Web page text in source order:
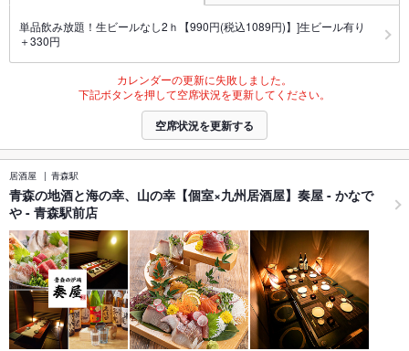
単品飲み放題！生ビールなし2ｈ【990円(税込1089円)】]生ビール有り
＋330円
カレンダーの更新に失敗しました。
下記ボタンを押して空席状況を更新してください。
空席状況を更新する
居酒屋 青森駅
青森の地酒と海の幸、山の幸【個室×九州居酒屋】奏屋 - かなで
や - 青森駅前店